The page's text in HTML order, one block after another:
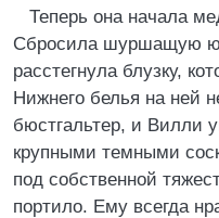
Теперь она начала
Сбросила шуршащую
расстегнула блузку,
Нижнего белья на ней
бюстгальтер, и Вилли
крупными темными
под собственной
портило. Ему всегда